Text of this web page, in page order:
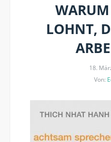
WARUM
LOHNT,
18.
Von: